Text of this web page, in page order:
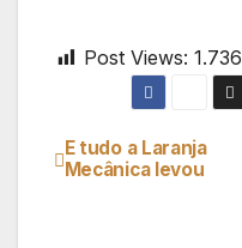
Post Views: 1.736
Navegação
E tudo a Laranja
Mecânica levou